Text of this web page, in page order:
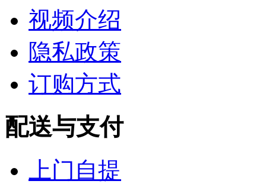
视频介绍
隐私政策
订购方式
配送与支付
上门自提